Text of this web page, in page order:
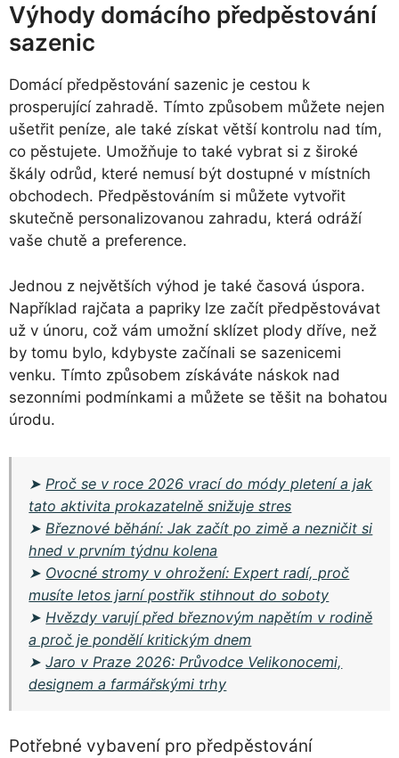
Výhody domácího předpěstování
sazenic
Domácí předpěstování sazenic je cestou k
prosperující zahradě. Tímto způsobem můžete nejen
ušetřit peníze, ale také získat větší kontrolu nad tím,
co pěstujete. Umožňuje to také vybrat si z široké
škály odrůd, které nemusí být dostupné v místních
obchodech. Předpěstováním si můžete vytvořit
skutečně personalizovanou zahradu, která odráží
vaše chutě a preference.
Jednou z největších výhod je také časová úspora.
Například rajčata a papriky lze začít předpěstovávat
už v únoru, což vám umožní sklízet plody dříve, než
by tomu bylo, kdybyste začínali se sazenicemi
venku. Tímto způsobem získáváte náskok nad
sezonními podmínkami a můžete se těšit na bohatou
úrodu.
➤ Proč se v roce 2026 vrací do módy pletení a jak
tato aktivita prokazatelně snižuje stres
➤ Březnové běhání: Jak začít po zimě a nezničit si
hned v prvním týdnu kolena
➤ Ovocné stromy v ohrožení: Expert radí, proč
musíte letos jarní postřik stihnout do soboty
➤ Hvězdy varují před březnovým napětím v rodině
a proč je pondělí kritickým dnem
➤Jaro v Praze 2026: Průvodce Velikonocemi,
designem a farmářskými trhy
Potřebné vybavení pro předpěstování